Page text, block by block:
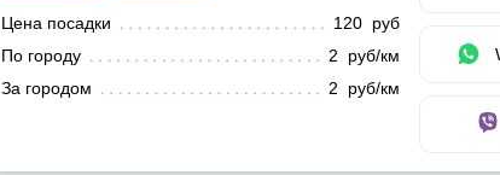
Цена посадки
120 руб
По городу
2 руб/км
За городом
2 руб/км